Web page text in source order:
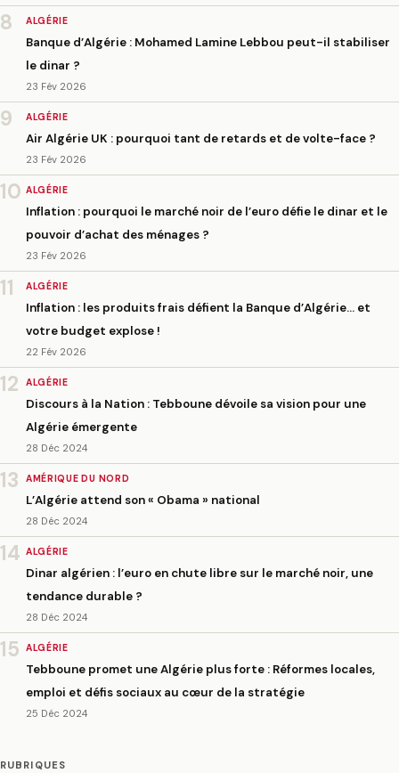
8 ALGÉRIE
Banque d’Algérie : Mohamed Lamine Lebbou peut-il stabiliser
le dinar ?
23 Fév 2026
9 ALGÉRIE
Air Algérie UK : pourquoi tant de retards et de volte-face ?
23 Fév 2026
10 ALGÉRIE
Inflation : pourquoi le marché noir de l’euro défie le dinar et le
pouvoir d’achat des ménages ?
23 Fév 2026
11 ALGÉRIE
Inflation : les produits frais défient la Banque d’Algérie… et
votre budget explose !
22 Fév 2026
12 ALGÉRIE
Discours à la Nation : Tebboune dévoile sa vision pour une
Algérie émergente
28 Déc 2024
13 AMÉRIQUE DU NORD
L’Algérie attend son « Obama » national
28 Déc 2024
14 ALGÉRIE
Dinar algérien : l’euro en chute libre sur le marché noir, une
tendance durable ?
28 Déc 2024
15 ALGÉRIE
Tebboune promet une Algérie plus forte : Réformes locales,
emploi et défis sociaux au cœur de la stratégie
25 Déc 2024
RUBRIQUES